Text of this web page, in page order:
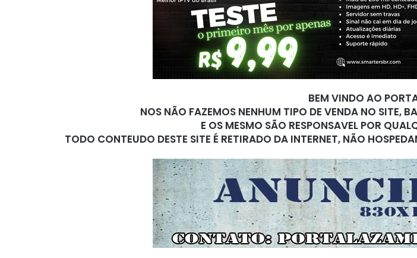
BEM VINDO AO
NOS NÃO FAZEMOS NENHUM TIPO DE VENDA NO SITE,
E OS MESMO SÃO RESPONSAVEL POR
TODO CONTEUDO DESTE SITE É RETIRADO DA INTERNET, NÃO